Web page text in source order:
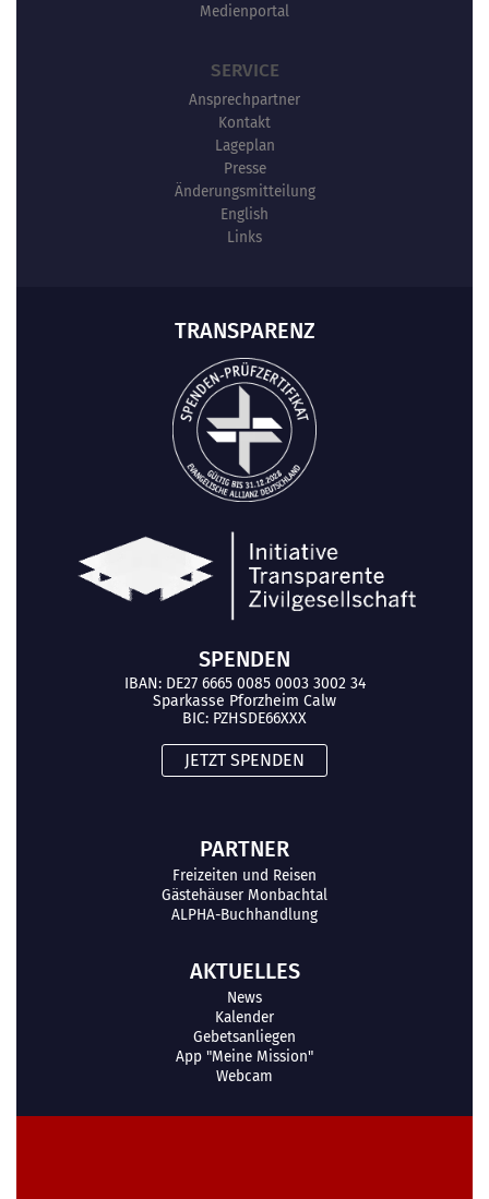
Medienportal
SERVICE
Ansprechpartner
Kontakt
Lageplan
Presse
Änderungsmitteilung
English
Links
TRANSPARENZ
SPENDEN
IBAN: DE27 6665 0085 0003 3002 34
Sparkasse Pforzheim Calw
BIC: PZHSDE66XXX
JETZT SPENDEN
PARTNER
Freizeiten und Reisen
Gästehäuser Monbachtal
ALPHA-Buchhandlung
AKTUELLES
News
Kalender
Gebetsanliegen
App "Meine Mission"
Webcam